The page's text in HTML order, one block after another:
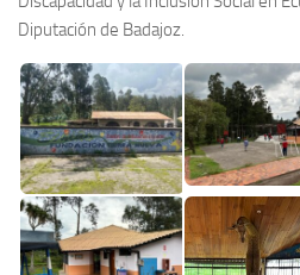
Diputación de Badajoz.